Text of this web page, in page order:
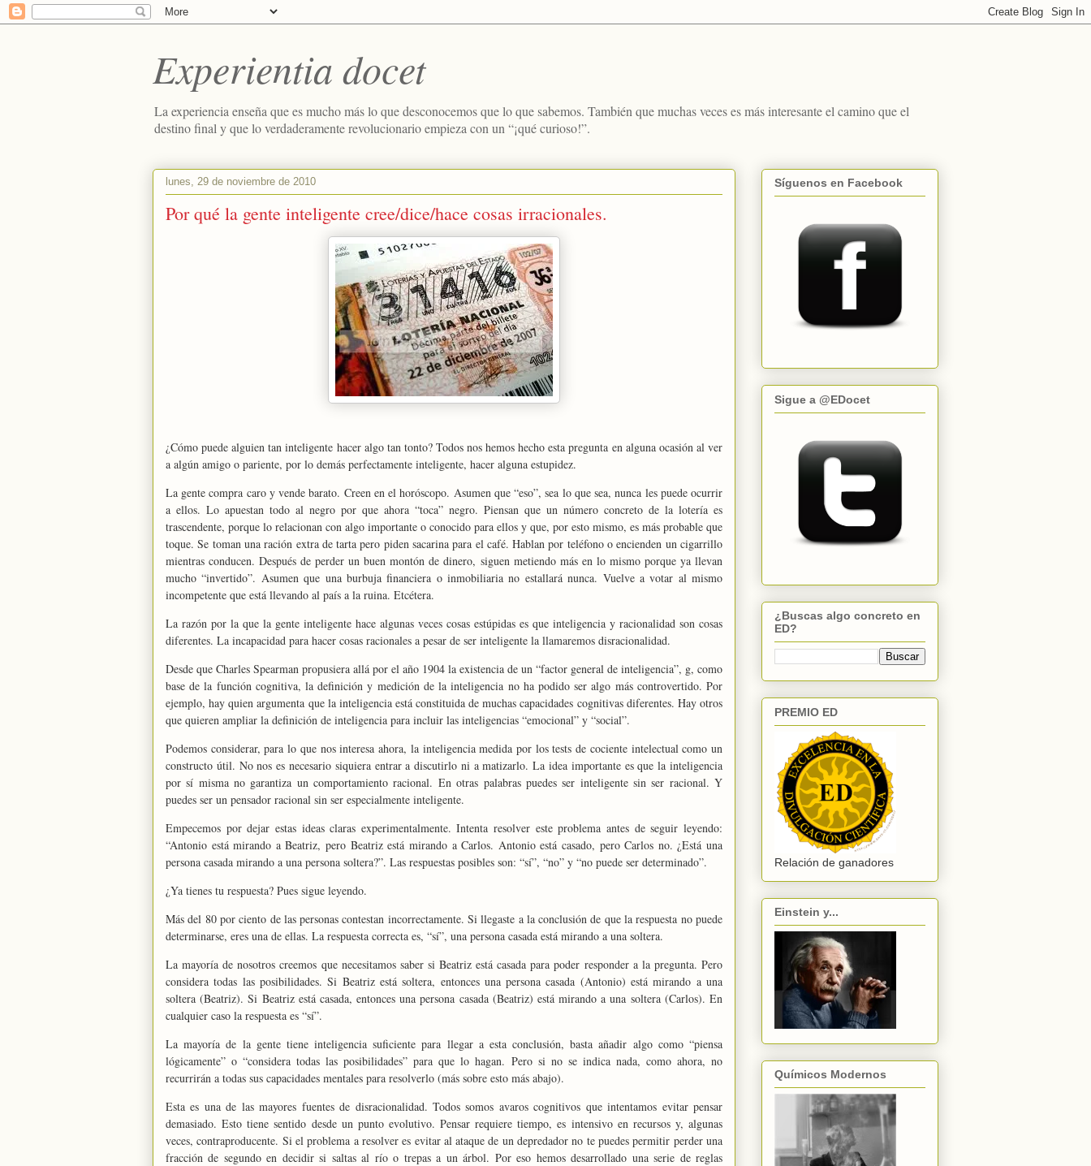
Experientia docet
La experiencia enseña que es mucho más lo que desconocemos que lo que sabemos. También que muchas veces es más interesante el camino que el
destino final y que lo verdaderamente revolucionario empieza con un “¡qué curioso!”.
lunes, 29 de noviembre de 2010
Por qué la gente inteligente cree/dice/hace cosas irracionales.
¿Cómo puede alguien tan inteligente hacer algo tan tonto? Todos nos hemos hecho esta pregunta en alguna ocasión al ver
a algún amigo o pariente, por lo demás perfectamente inteligente, hacer alguna estupidez.
La gente compra caro y vende barato. Creen en el horóscopo. Asumen que “eso”, sea lo que sea, nunca les puede ocurrir
a ellos. Lo apuestan todo al negro por que ahora “toca” negro. Piensan que un número concreto de la lotería es
trascendente, porque lo relacionan con algo importante o conocido para ellos y que, por esto mismo, es más probable que
toque. Se toman una ración extra de tarta pero piden sacarina para el café. Hablan por teléfono o encienden un cigarrillo
mientras conducen. Después de perder un buen montón de dinero, siguen metiendo más en lo mismo porque ya llevan
mucho “invertido”. Asumen que una burbuja financiera o inmobiliaria no estallará nunca. Vuelve a votar al mismo
incompetente que está llevando al país a la ruina. Etcétera.
La razón por la que la gente inteligente hace algunas veces cosas estúpidas es que inteligencia y racionalidad son cosas
diferentes. La incapacidad para hacer cosas racionales a pesar de ser inteligente la llamaremos disracionalidad.
Desde que Charles Spearman propusiera allá por el año 1904 la existencia de un “factor general de inteligencia”, g, como
base de la función cognitiva, la definición y medición de la inteligencia no ha podido ser algo más controvertido. Por
ejemplo, hay quien argumenta que la inteligencia está constituida de muchas capacidades cognitivas diferentes. Hay otros
que quieren ampliar la definición de inteligencia para incluir las inteligencias “emocional” y “social”.
Podemos considerar, para lo que nos interesa ahora, la inteligencia medida por los tests de cociente intelectual como un
constructo útil. No nos es necesario siquiera entrar a discutirlo ni a matizarlo. La idea importante es que la inteligencia
por sí misma no garantiza un comportamiento racional. En otras palabras puedes ser inteligente sin ser racional. Y
puedes ser un pensador racional sin ser especialmente inteligente.
Empecemos por dejar estas ideas claras experimentalmente. Intenta resolver este problema antes de seguir leyendo:
“Antonio está mirando a Beatriz, pero Beatriz está mirando a Carlos. Antonio está casado, pero Carlos no. ¿Está una
persona casada mirando a una persona soltera?”. Las respuestas posibles son: “sí”, “no” y “no puede ser determinado”.
¿Ya tienes tu respuesta? Pues sigue leyendo.
Más del 80 por ciento de las personas contestan incorrectamente. Si llegaste a la conclusión de que la respuesta no puede
determinarse, eres una de ellas. La respuesta correcta es, “sí”, una persona casada está mirando a una soltera.
La mayoría de nosotros creemos que necesitamos saber si Beatriz está casada para poder responder a la pregunta. Pero
considera todas las posibilidades. Si Beatriz está soltera, entonces una persona casada (Antonio) está mirando a una
soltera (Beatriz). Si Beatriz está casada, entonces una persona casada (Beatriz) está mirando a una soltera (Carlos). En
cualquier caso la respuesta es “sí”.
La mayoría de la gente tiene inteligencia suficiente para llegar a esta conclusión, basta añadir algo como “piensa
lógicamente” o “considera todas las posibilidades” para que lo hagan. Pero si no se indica nada, como ahora, no
recurrirán a todas sus capacidades mentales para resolverlo (más sobre esto más abajo).
Esta es una de las mayores fuentes de disracionalidad. Todos somos avaros cognitivos que intentamos evitar pensar
demasiado. Esto tiene sentido desde un punto evolutivo. Pensar requiere tiempo, es intensivo en recursos y, algunas
veces, contraproducente. Si el problema a resolver es evitar al ataque de un depredador no te puedes permitir perder una
fracción de segundo en decidir si saltas al río o trepas a un árbol. Por eso hemos desarrollado una serie de reglas
Síguenos en Facebook
Sigue a @EDocet
¿Buscas algo concreto en
ED?
PREMIO ED
Relación de ganadores
Einstein y...
Químicos Modernos